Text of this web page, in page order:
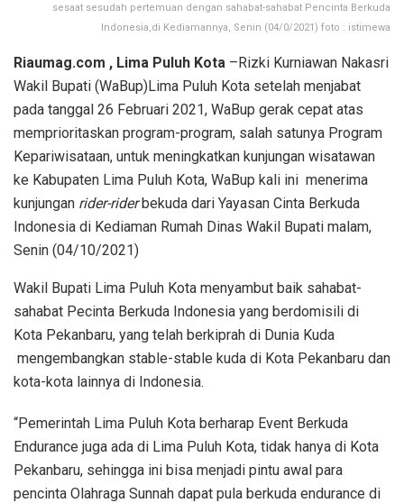
sesaat sesudah pertemuan dengan sahabat-sahabat Pencinta Berkuda
Indonesia,di Kediamannya, Senin (04/0/2021) foto : istimewa
Riaumag.com , Lima Puluh Kota –Rizki Kurniawan Nakasri
Wakil Bupati (WaBup)Lima Puluh Kota setelah menjabat
pada tanggal 26 Februari 2021, WaBup gerak cepat atas
memprioritaskan program-program, salah satunya Program
Kepariwisataan, untuk meningkatkan kunjungan wisatawan
ke Kabupaten Lima Puluh Kota, WaBup kali ini menerima
kunjungan rider-riderbekuda dari Yayasan Cinta Berkuda
Indonesia di Kediaman Rumah Dinas Wakil Bupati malam,
Senin (04/10/2021)
Wakil Bupati Lima Puluh Kota menyambut baik sahabat-
sahabat Pecinta Berkuda Indonesia yang berdomisili di
Kota Pekanbaru, yang telah berkiprah di Dunia Kuda
mengembangkan stable-stable kuda di Kota Pekanbaru dan
kota-kota lainnya di Indonesia.
“Pemerintah Lima Puluh Kota berharap Event Berkuda
Endurance juga ada di Lima Puluh Kota, tidak hanya di Kota
Pekanbaru, sehingga ini bisa menjadi pintu awal para
pencinta Olahraga Sunnah dapat pula berkuda endurance di